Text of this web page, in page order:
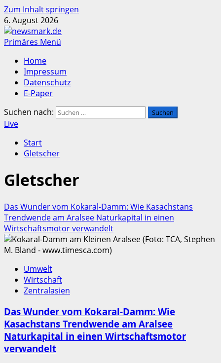
Zum Inhalt springen
6. August 2026
Primäres Menü
Home
Impressum
Datenschutz
E-Paper
Suchen nach:
Live
Start
Gletscher
Gletscher
Das Wunder vom Kokaral-Damm: Wie Kasachstans
Trendwende am Aralsee Naturkapital in einen
Wirtschaftsmotor verwandelt
Umwelt
Wirtschaft
Zentralasien
Das Wunder vom Kokaral-Damm: Wie
Kasachstans Trendwende am Aralsee
Naturkapital in einen Wirtschaftsmotor
verwandelt